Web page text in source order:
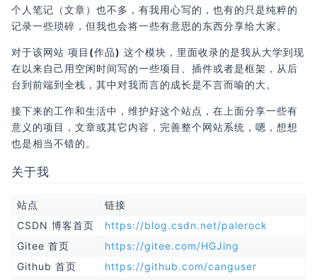
个人笔记（文章）也不多，有我用心写的，也有的只是纯粹的
记录一些琐碎，但我也会将一些有意思的东西分享给大家。
对于该网站 项目(作品) 这个模块，里面收录的是我从大学到现
在以来自己用空闲时间写的一些项目、插件或者是框架，从后
台到前端到全栈，其中对我而言的成长是不言而喻的大。
接下来的工作和生活中，维护好这个站点，在上面分享一些有
意义的项目，文章或其它内容，完善整个网站系统，嗯，想想
也是相当不错的。
关于我
站点
链接
CSDN 博客首页
https://blog.csdn.net/palerock
Gitee 首页
https://gitee.com/HGJing
Github 首页
https://github.com/canguser